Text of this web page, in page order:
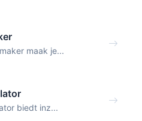
maak je...
biedt inz...